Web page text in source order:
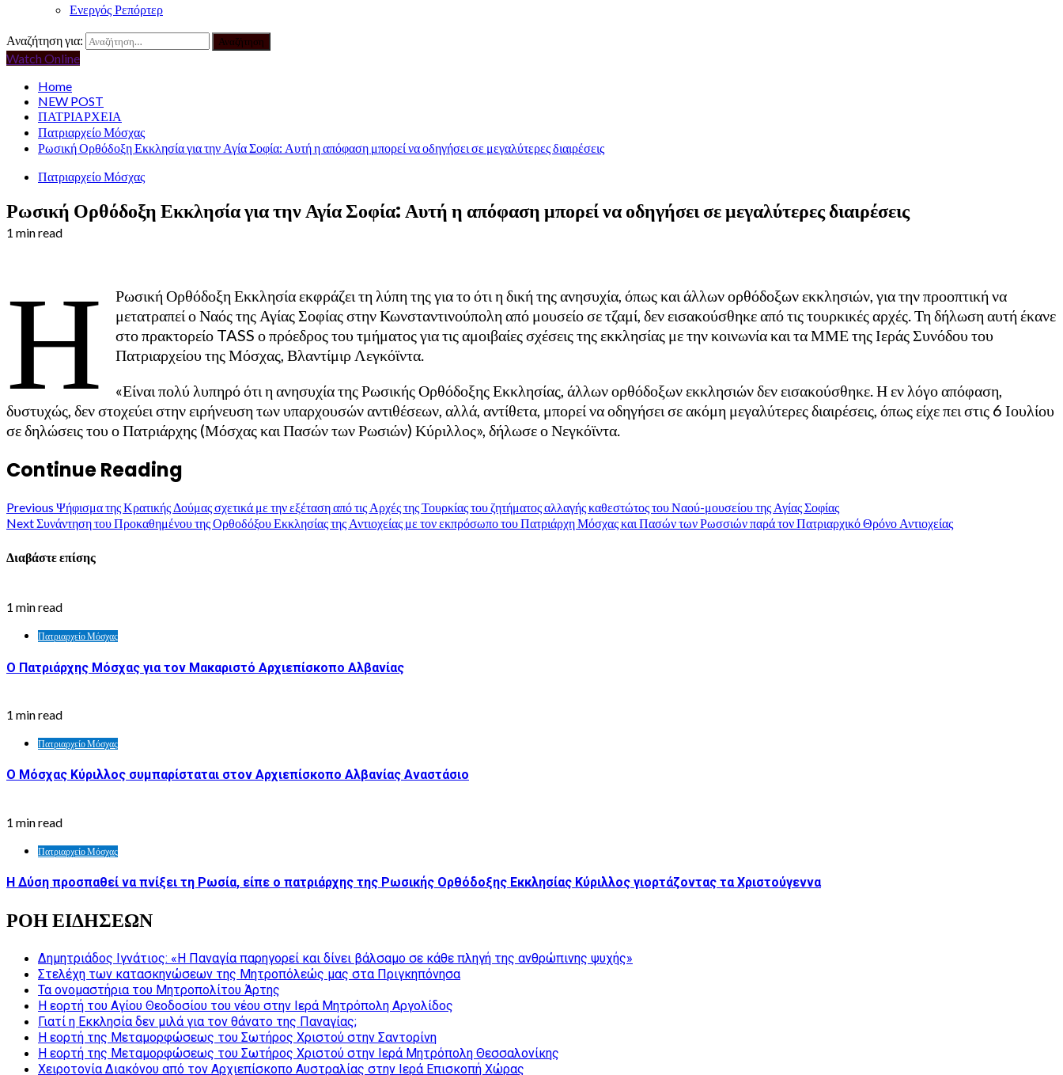
Ενεργός Ρεπόρτερ
Αναζήτηση για:
Watch Online
Home
NEW POST
ΠΑΤΡΙΑΡΧΕΙΑ
Πατριαρχείο Μόσχας
Ρωσική Ορθόδοξη Εκκλησία για την Αγία Σοφία: Αυτή η απόφαση μπορεί να οδηγήσει σε μεγαλύτερες διαιρέσεις
Πατριαρχείο Μόσχας
Ρωσική Ορθόδοξη Εκκλησία για την Αγία Σοφία: Αυτή η απόφαση μπορεί να οδηγήσει σε μεγαλύτερες διαιρέσεις
1 min read
Η
Ρωσική Ορθόδοξη Εκκλησία εκφράζει τη λύπη της για το ότι η δική της ανησυχία, όπως και άλλων ορθόδοξων εκκλησιών, για την προοπτική να
μετατραπεί ο Ναός της Αγίας Σοφίας στην Κωνσταντινούπολη από μουσείο σε τζαμί, δεν εισακούσθηκε από τις τουρκικές αρχές. Τη δήλωση αυτή έκανε
στο πρακτορείο TASS ο πρόεδρος του τμήματος για τις αμοιβαίες σχέσεις της εκκλησίας με την κοινωνία και τα ΜΜΕ της Ιεράς Συνόδου του
Πατριαρχείου της Μόσχας, Βλαντίμιρ Λεγκόϊντα.
«Είναι πολύ λυπηρό ότι η ανησυχία της Ρωσικής Ορθόδοξης Εκκλησίας, άλλων ορθόδοξων εκκλησιών δεν εισακούσθηκε. Η εν λόγο απόφαση,
δυστυχώς, δεν στοχεύει στην ειρήνευση των υπαρχουσών αντιθέσεων, αλλά, αντίθετα, μπορεί να οδηγήσει σε ακόμη μεγαλύτερες διαιρέσεις, όπως είχε πει στις 6 Ιουλίου
σε δηλώσεις του ο Πατριάρχης (Μόσχας και Πασών των Ρωσιών) Κύριλλος», δήλωσε ο Νεγκόϊντα.
Continue Reading
Previous Ψήφισμα της Κρατικής Δούμας σχετικά με την εξέταση από τις Αρχές της Τουρκίας του ζητήματος αλλαγής καθεστώτος του Ναού-μουσείου της Αγίας Σοφίας
NextΣυνάντηση του Προκαθημένου της Ορθοδόξου Εκκλησίας της Αντιοχείας με τον εκπρόσωπο του Πατριάρχη Μόσχας και Πασών των Ρωσσιών παρά τον Πατριαρχικό Θρόνο Αντιοχείας
Διαβάστε επίσης
1 min read
Πατριαρχείο Μόσχας
Ο Πατριάρχης Μόσχας για τον Μακαριστό Αρχιεπίσκοπο Αλβανίας
1 min read
Πατριαρχείο Μόσχας
Ο Μόσχας Κύριλλος συμπαρίσταται στον Αρχιεπίσκοπο Αλβανίας Αναστάσιο
1 min read
Πατριαρχείο Μόσχας
Η Δύση προσπαθεί να πνίξει τη Ρωσία, είπε ο πατριάρχης της Ρωσικής Ορθόδοξης Εκκλησίας Κύριλλος γιορτάζοντας τα Χριστούγεννα
ΡΟΗ ΕΙΔΗΣΕΩΝ
Δημητριάδος Ιγνάτιος: «Η Παναγία παρηγορεί και δίνει βάλσαμο σε κάθε πληγή της ανθρώπινης ψυχής»
Στελέχη των κατασκηνώσεων της Μητροπόλεώς μας στα Πριγκηπόνησα
Τα ονομαστήρια του Μητροπολίτου Άρτης
Η εορτή του Αγίου Θεοδοσίου του νέου στην Ιερά Μητρόπολη Αργολίδος
Γιατί η Εκκλησία δεν μιλά για τον θάνατο της Παναγίας;
Η εορτή της Μεταμορφώσεως του Σωτήρος Χριστού στην Σαντορίνη
Η εορτή της Μεταμορφώσεως του Σωτήρος Χριστού στην Ιερά Μητρόπολη Θεσσαλονίκης
Χειροτονία Διακόνου από τον Αρχιεπίσκοπο Αυστραλίας στην Ιερά Επισκοπή Χώρας